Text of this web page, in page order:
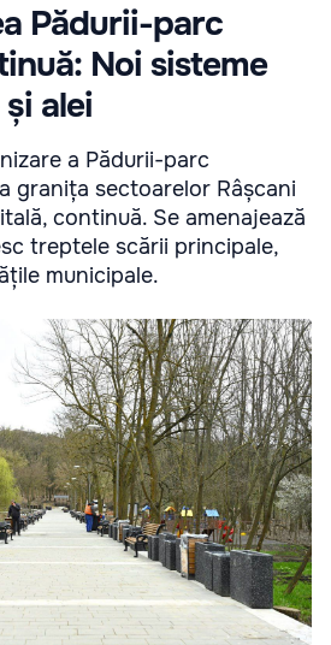
Pădurii-parc
Noi sisteme
alei
a Pădurii-parc
granița sectoarelor Râșcani
continuă. Se amenajează
treptele scării principale,
municipale.